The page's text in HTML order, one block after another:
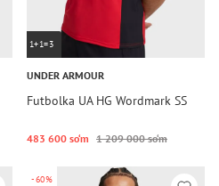
1+1=3
UNDER ARMOUR
Futbolka UA HG Wordmark SS
483 600 so‘m 1 209 000 so‘m
-60%